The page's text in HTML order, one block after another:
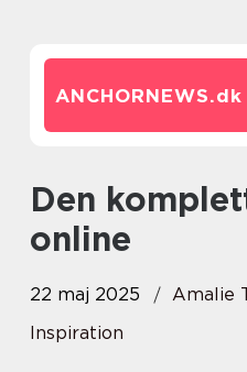
ANCHORNEWS.dk
Den komplette jagtbutik
online
22 maj 2025
Amalie
Inspiration